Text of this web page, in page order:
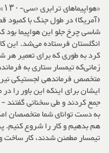
(آمریکا) در طول جنگ با کمبود
شاسی چرخ جلو این هواپیما بود
انگلستان فرستاده می‌شد. این
کرد به طوری که برای تعمیر هر
زمانی‌که تیمسار ستاری به
متخصص فرماندهی لجستیکی
ایشان برای اینکه این باور را
جمع کردند و طی سخنانی
به دست توانای شما متخصصان
هم بدهیم و کار را شروع کنیم.
تیمسار مطمئن شدند، کار ساخت